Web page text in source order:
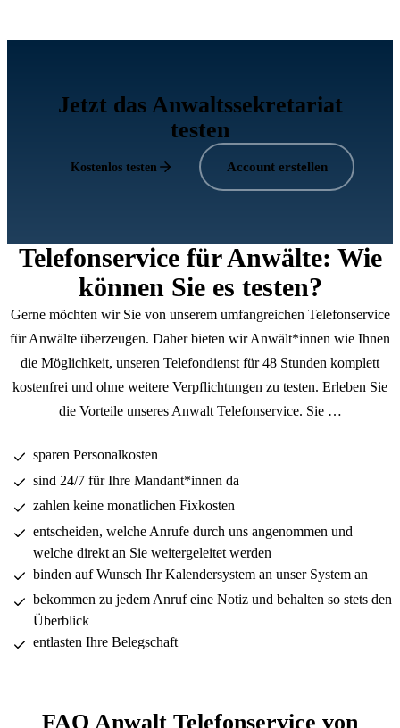
Jetzt das Anwaltssekretariat
testen
Kostenlos testen Account erstellen
Telefonservice für Anwälte: Wie
können Sie es testen?
Gerne möchten wir Sie von unserem umfangreichen Telefonservice
für Anwälte überzeugen. Daher bieten wir Anwält*innen wie Ihnen
die Möglichkeit, unseren Telefondienst für 48 Stunden komplett
kostenfrei und ohne weitere Verpflichtungen zu testen. Erleben Sie
die Vorteile unseres Anwalt Telefonservice. Sie …
sparen Personalkosten
sind 24/7 für Ihre Mandant*innen da
zahlen keine monatlichen Fixkosten
entscheiden, welche Anrufe durch uns angenommen und
welche direkt an Sie weitergeleitet werden
binden auf Wunsch Ihr Kalendersystem an unser System an
bekommen zu jedem Anruf eine Notiz und behalten so stets den
Überblick
entlasten Ihre Belegschaft
FAQ Anwalt Telefonservice von